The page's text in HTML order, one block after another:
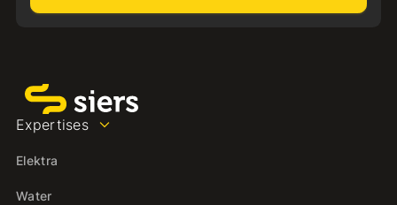
Expertises
Elektra
Water